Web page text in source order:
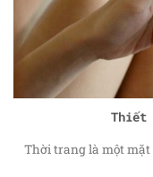
Thiết
Thời trang là một